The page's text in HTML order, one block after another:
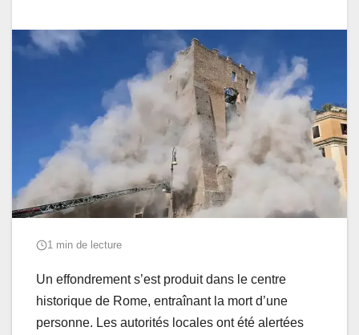
1 min de lecture
Un effondrement s’est produit dans le centre
historique de Rome, entraînant la mort d’une
personne. Les autorités locales ont été alertées